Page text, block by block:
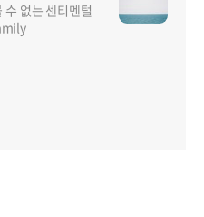
없는 센티멘털